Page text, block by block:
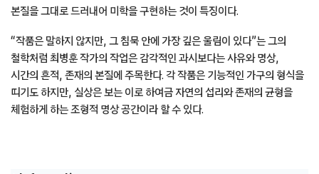
본질을 그대로 드러내어 미학을 구현하는 것이 특징이다.
“작품은 말하지 않지만, 그 침묵 안에 가장 깊은 울림이 있다”는 그의
철학처럼 최병훈 작가의 작업은 감각적인 과시보다는 사유와 명상,
시간의 흔적, 존재의 본질에 주목한다. 각 작품은 기능적인 가구의 형식을
띠기도 하지만, 실상은 보는 이로 하여금 자연의 섭리와 존재의 균형을
체험하게 하는 조형적 명상 공간이라 할 수 있다.